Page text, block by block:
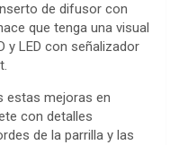
de difusor con
que tenga una visual
y LED con señalizador
estas mejoras en
con detalles
de la parrilla y las